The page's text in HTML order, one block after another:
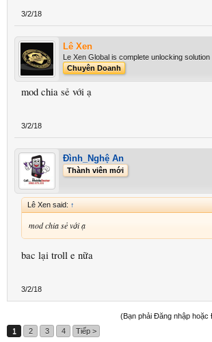
3/2/18
Lê Xen
Le Xen Global is complete unlocking solution
Chuyên Doanh
mod chia sẻ với ạ
3/2/18
Đình_Nghệ An
Thành viên mới
Lê Xen said: ↑
mod chia sẻ với ạ
bac lại troll e nữa
3/2/18
(Bạn phải Đăng nhập hoặc
1
2 3 4 Tiếp >